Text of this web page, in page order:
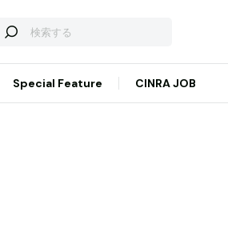
Special Feature CINRA JOB